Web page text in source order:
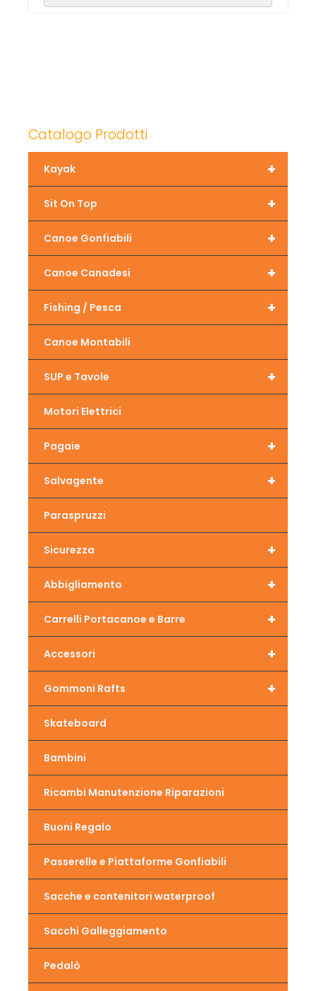
Catalogo Prodotti
+
Kayak
+
Sit On Top
+
Canoe Gonfiabili
+
Canoe Canadesi
+
Fishing / Pesca
Canoe Montabili
+
SUP e Tavole
Motori Elettrici
+
Pagaie
+
Salvagente
Paraspruzzi
+
Sicurezza
+
Abbigliamento
+
Carrelli Portacanoe e Barre
+
Accessori
+
Gommoni Rafts
Skateboard
Bambini
Ricambi Manutenzione Riparazioni
Buoni Regalo
Passerelle e Piattaforme Gonfiabili
Sacche e contenitori waterproof
Sacchi Galleggiamento
Pedalò